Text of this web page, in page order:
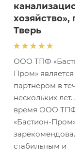
хозяйство», г.
Тверь
ООО ТПФ
Пром» является
партнером в
нескольких лет.
время ООО ТПФ
«Бастион-Пром»
стабильным и